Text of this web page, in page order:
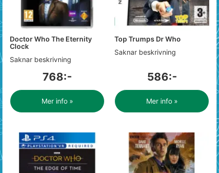
Doctor Who The Eternity
Clock
Saknar beskrivning
768:-
Mer info »
Top Trumps Dr Who
Saknar beskrivning
586:-
Mer info »